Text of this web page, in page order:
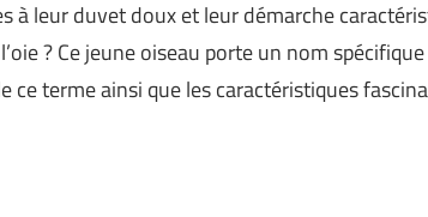
à leur duvet doux et leur démarche
l’oie ? Ce jeune oiseau porte un nom
ce terme ainsi que les caractéristiques